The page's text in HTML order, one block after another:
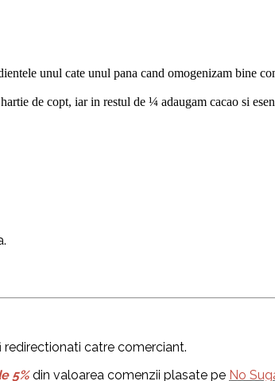
unul cate unul pana cand omogenizam bine
de copt, iar in restul de ¼ adaugam cacao si
catre comerciant.
5%din valoarea comenzii plasate pe No